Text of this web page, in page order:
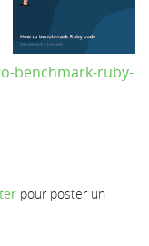
benchmark-ruby-
pour poster un